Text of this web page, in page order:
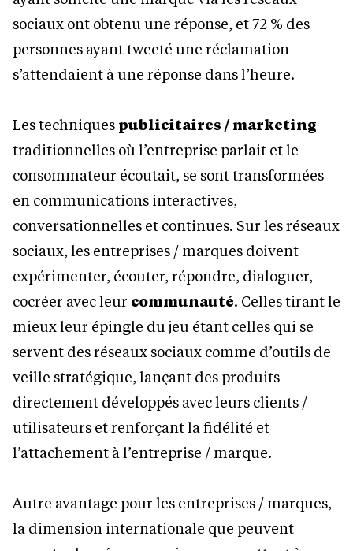
sociaux ont obtenu une réponse, et 72 % des
personnes ayant tweeté une réclamation
s’attendaient à une réponse dans l’heure.
Les techniques publicitaires / marketing
traditionnelles où l’entreprise parlait et le
consommateur écoutait, se sont transformées
en communications interactives,
conversationnelles et continues. Sur les réseaux
sociaux, les entreprises / marques doivent
expérimenter, écouter, répondre, dialoguer,
cocréer avec leur communauté. Celles tirant le
mieux leur épingle du jeu étant celles qui se
servent des réseaux sociaux comme d’outils de
veille stratégique, lançant des produits
directement développés avec leurs clients /
utilisateurs et renforçant la fidélité et
l’attachement à l’entreprise / marque.
Autre avantage pour les entreprises / marques,
la dimension internationale que peuvent